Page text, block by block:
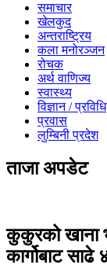
समाचार
खेलकुद
अन्तराष्ट्रिय
कला मनोरञ्जन
रोचक
अर्थ वाणिज्य
स्वास्थ्य
विज्ञान / प्रविधि
प्रवास
लुम्बिनी प्रदेश
ताजा अपडेट
कुकुरको खाना
कार्गोबाट